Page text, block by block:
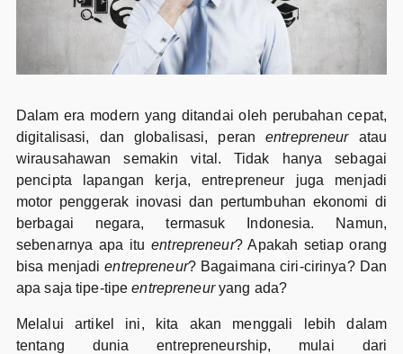
Dalam era modern yang ditandai oleh perubahan cepat,
digitalisasi, dan globalisasi, peranentrepreneur atau
wirausahawan semakin vital. Tidak hanya sebagai
pencipta lapangan kerja, entrepreneur juga menjadi
motor penggerak inovasi dan pertumbuhan ekonomi di
berbagai negara, termasuk Indonesia. Namun,
sebenarnya apa ituentrepreneur? Apakah setiap orang
bisa menjadientrepreneur? Bagaimana ciri-cirinya? Dan
apa saja tipe-tipeentrepreneuryang ada?
Melalui artikel ini, kita akan menggali lebih dalam
tentang dunia entrepreneurship, mulai dari